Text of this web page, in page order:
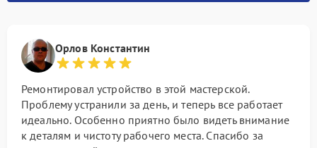
Орлов Константин
Ремонтировал устройство в этой мастерской.
Проблему устранили за день, и теперь все работает
идеально. Особенно приятно было видеть внимание
к деталям и чистоту рабочего места. Спасибо за